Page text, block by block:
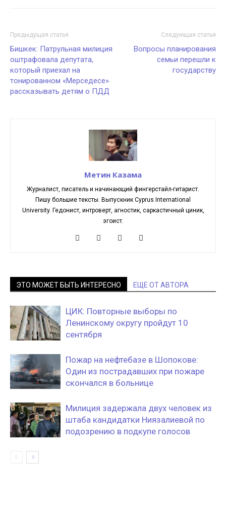
Предыдущая статья
Бишкек: Патрульная милиция
оштрафовала депутата,
который приехал на
тонированном «Мерседесе»
рассказывать детям о ПДД
Следующая статья
Вопросы планирования
семьи перешли к
государству
Метин Казама
Журналист, писатель и начинающий фингерстайл-гитарист.
Пишу большие тексты. Выпускник Cyprus International
University. Гедонист, интроверт, агностик, саркастичный циник,
эгоист.
ЭТО МОЖЕТ БЫТЬ ИНТЕРЕСНО ЕЩЕ ОТ АВТОРА
ЦИК: Повторные выборы по
Ленинскому округу пройдут 10
сентября
Пожар на нефтебазе в Шопокове:
Один из пострадавших при пожаре
скончался в больнице
Милиция задержала двух человек из
штаба кандидатки Ниязалиевой по
подозрению в подкупе голосов